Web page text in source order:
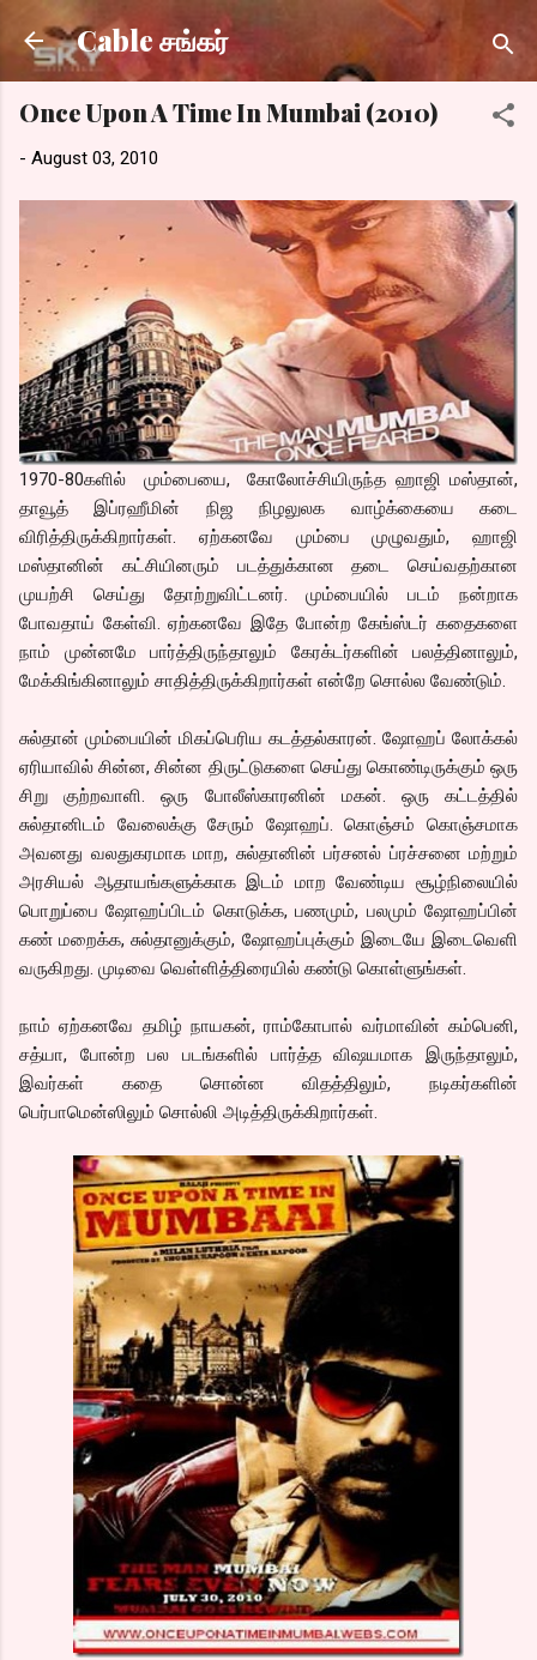
Skip to main content
Cable சங்கர்
Once Upon A Time In Mumbai (2010)
- August 03, 2010
1970-80களில் மும்பையை, கோலோச்சியிருந்த ஹாஜி மஸ்தான்,
தாவூத் இப்ரஹீமின் நிஜ நிழலுலக வாழ்க்கையை கடை
விரித்திருக்கிறார்கள். ஏற்கனவே மும்பை முழுவதும், ஹாஜி
மஸ்தானின் கட்சியினரும் படத்துக்கான தடை செய்வதற்கான
முயற்சி செய்து தோற்றுவிட்டனர். மும்பையில் படம் நன்றாக
போவதாய் கேள்வி. ஏற்கனவே இதே போன்ற கேங்ஸ்டர் கதைகளை
நாம் முன்னமே பார்த்திருந்தாலும் கேரக்டர்களின் பலத்தினாலும்,
மேக்கிங்கினாலும் சாதித்திருக்கிறார்கள் என்றே சொல்ல வேண்டும்.
சுல்தான் மும்பையின் மிகப்பெரிய கடத்தல்காரன். ஷோஹப் லோக்கல்
ஏரியாவில் சின்ன, சின்ன திருட்டுகளை செய்து கொண்டிருக்கும் ஒரு
சிறு குற்றவாளி. ஒரு போலீஸ்காரனின் மகன். ஒரு கட்டத்தில்
சுல்தானிடம் வேலைக்கு சேரும் ஷோஹப். கொஞ்சம் கொஞ்சமாக
அவனது வலதுகரமாக மாற, சுல்தானின் பர்சனல் ப்ரச்சனை மற்றும்
அரசியல் ஆதாயங்களுக்காக இடம் மாற வேண்டிய சூழ்நிலையில்
பொறுப்பை ஷோஹப்பிடம் கொடுக்க, பணமும், பலமும் ஷோஹப்பின்
கண் மறைக்க, சுல்தானுக்கும், ஷோஹப்புக்கும் இடையே இடைவெளி
வருகிறது. முடிவை வெள்ளித்திரையில் கண்டு கொள்ளுங்கள்.
நாம் ஏற்கனவே தமிழ் நாயகன், ராம்கோபால் வர்மாவின் கம்பெனி,
சத்யா, போன்ற பல படங்களில் பார்த்த விஷயமாக இருந்தாலும்,
இவர்கள் கதை சொன்ன விதத்திலும், நடிகர்களின்
பெர்பாமென்ஸிலும் சொல்லி அடித்திருக்கிறார்கள்.